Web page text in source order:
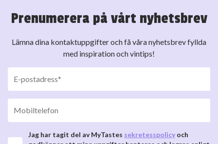
Prenumerera på vårt nyhetsbrev
Lämna dina kontaktuppgifter och få våra nyhetsbrev fyllda
med inspiration och vintips!
Jag har tagit del av MyTastes sekretesspolicy och